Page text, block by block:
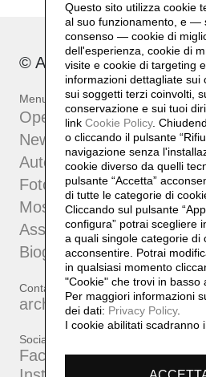
© Archivio Gianfranco
Menu
Opere
News
Autentiche
Fotografia
Mostre
Associazione
Biografia
Contatti
archiviopardi@gmail.com
Social
Facebook
Questo sito utilizza cookie
al suo funzionamento, e —
consenso — cookie di
dell'esperienza, cookie di
visite e cookie di targeting
informazioni dettagliate sui
sui soggetti terzi coinvolti,
conservazione e sui tuoi
link Cookie Policy.
o cliccando il pulsante
navigazione senza
cookie diverso da quelli
pulsante “Accetta”
di tutte le categorie di
Cliccando sul pulsante
configura” potrai scegliere
a quali singole categorie di
acconsentire. Potrai
in qualsiasi momento
"Cookie" che trovi in basso
Per maggiori informazioni
dei dati: Privacy Policy.
I cookie abilitati scadranno